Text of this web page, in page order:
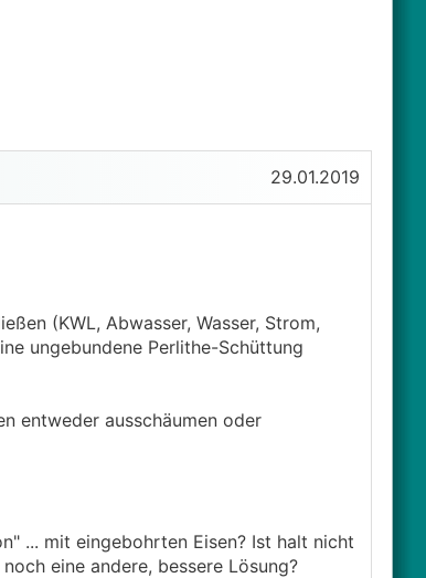
29.01.2019
(KWL, Abwasser, Wasser, Strom,
ungebundene Perlithe-Schüttung
entweder ausschäumen oder
... mit eingebohrten Eisen? Ist halt nicht
eine andere, bessere Lösung?